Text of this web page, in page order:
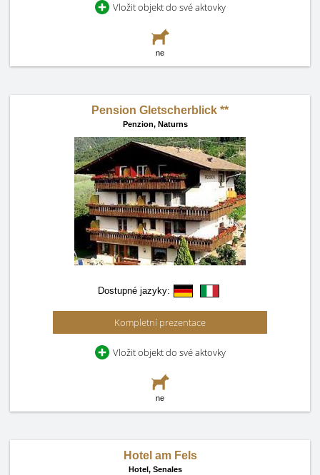
Vložit objekt do své aktovky
ne
Pension Gletscherblick **
Penzion, Naturns
Dostupné jazyky:
Kompletní prezentace
Vložit objekt do své aktovky
ne
Hotel am Fels
Hotel, Senales